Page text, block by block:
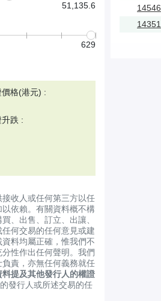
51,135.6
629
格(港元) :
跌 :
收人或任何第三方以任
依賴。有關資料概不構
、出售、訂立、出讓、
何交易的任何意見或建
料均屬正確，惟我們不
性作出任何聲明。我們
責，亦無任何義務就任
料提及其他發行人的權證
發行人或所述交易的任
14546
14351